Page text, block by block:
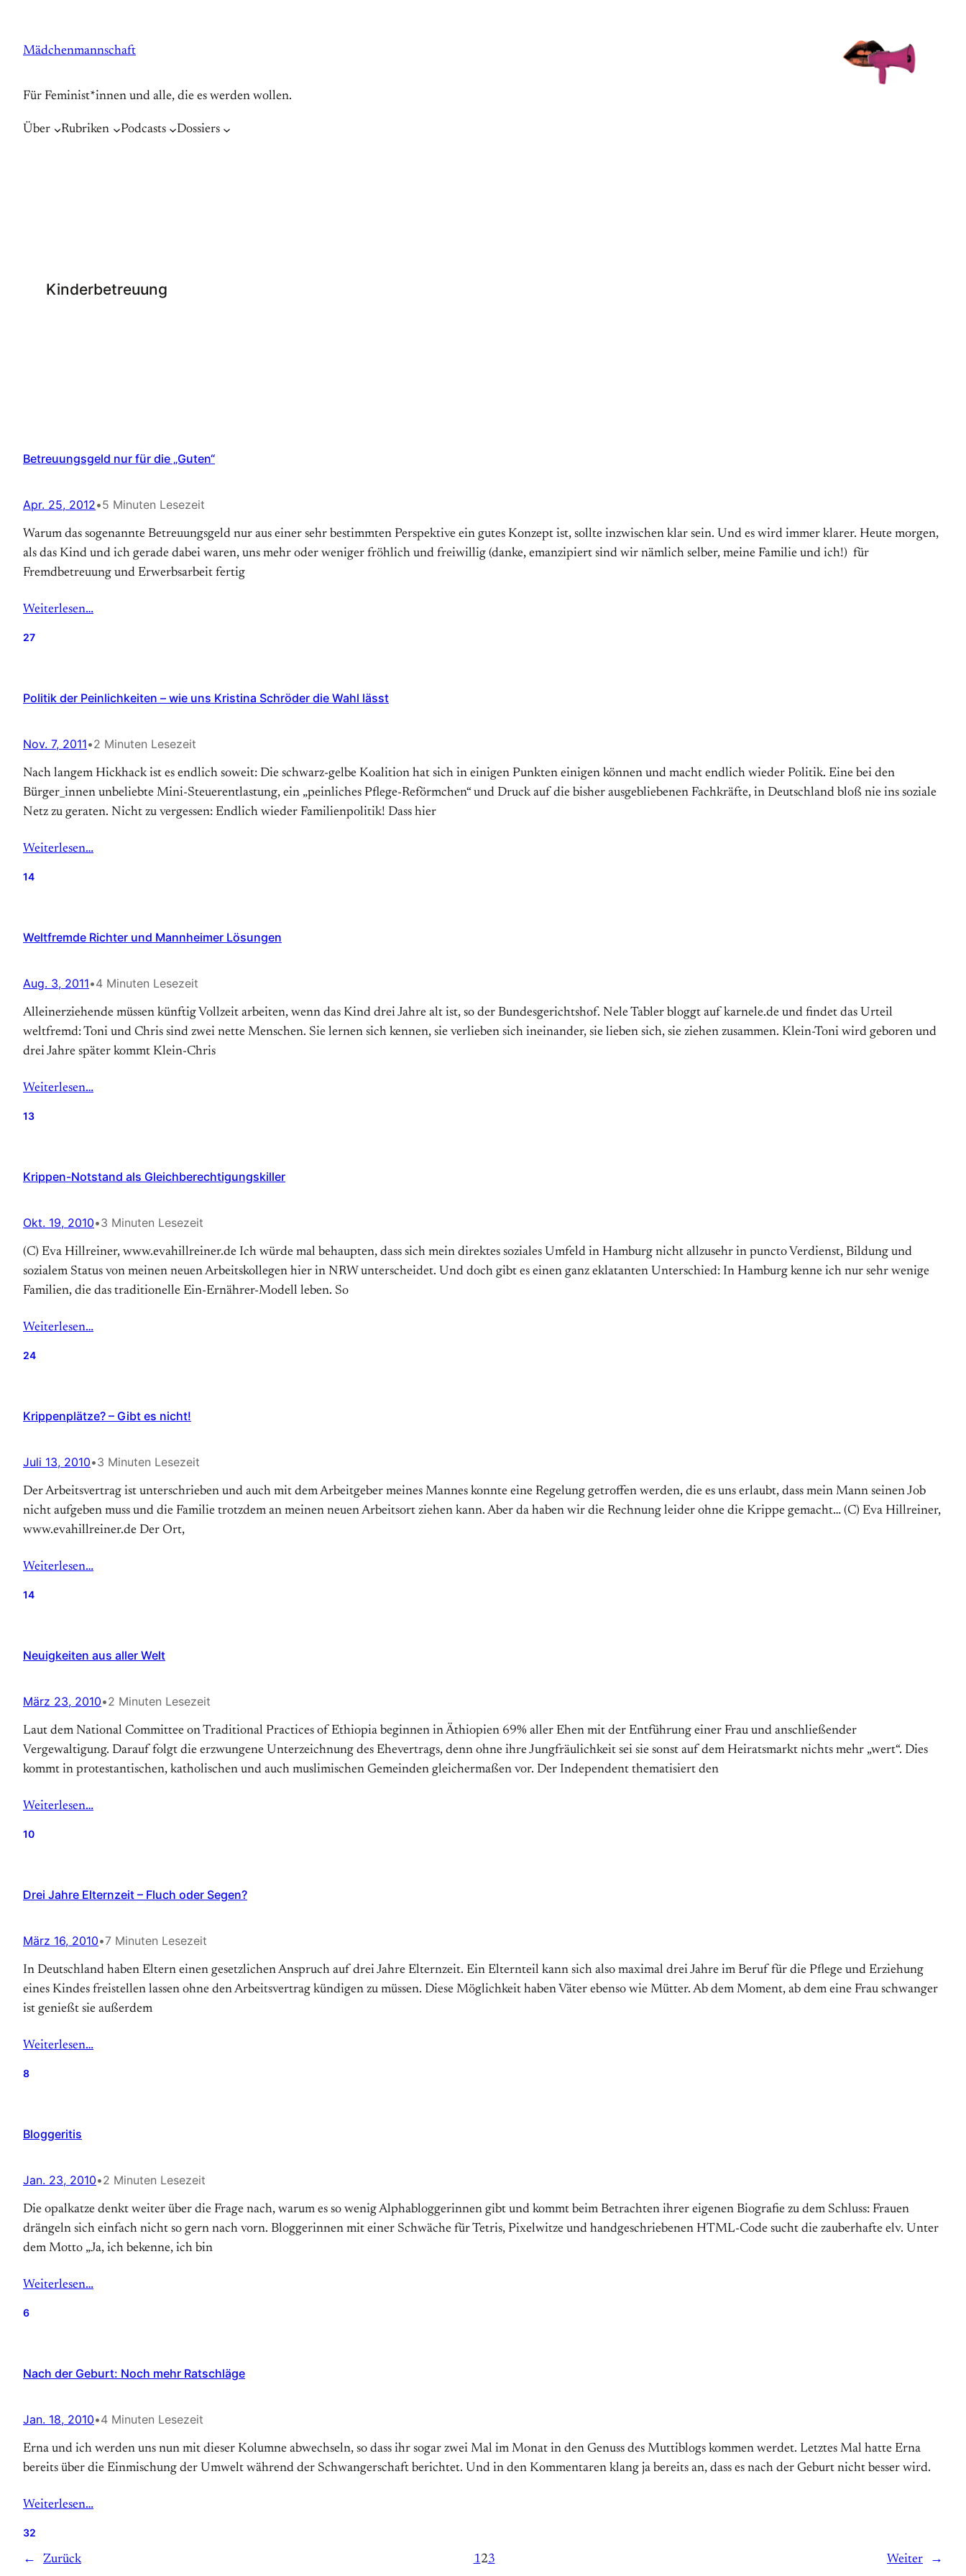
springen
Mädchenmannschaft
Für Feminist*innen und alle, die es werden wollen.
Über Rubriken Podcasts Dossiers
Kinderbetreuung
Betreuungsgeld nur für die „Guten“
Apr. 25, 2012•5 Minuten Lesezeit
Warum das sogenannte Betreuungsgeld nur aus einer sehr bestimmten Perspektive ein gutes Konzept ist, sollte inzwischen klar sein. Und es wird immer klarer. Heute morgen,
als das Kind und ich gerade dabei waren, uns mehr oder weniger fröhlich und freiwillig (danke, emanzipiert sind wir nämlich selber, meine Familie und ich!) für
Fremdbetreuung und Erwerbsarbeit fertig
Weiterlesen…
27
Politik der Peinlichkeiten – wie uns Kristina Schröder die Wahl lässt
Nov. 7, 2011•2 Minuten Lesezeit
Nach langem Hickhack ist es endlich soweit: Die schwarz-gelbe Koalition hat sich in einigen Punkten einigen können und macht endlich wieder Politik. Eine bei den
Bürger_innen unbeliebte Mini-Steuerentlastung, ein „peinliches Pflege-Reförmchen“ und Druck auf die bisher ausgebliebenen Fachkräfte, in Deutschland bloß nie ins soziale
Netz zu geraten. Nicht zu vergessen: Endlich wieder Familienpolitik! Dass hier
Weiterlesen…
14
Weltfremde Richter und Mannheimer Lösungen
Aug. 3, 2011•4 Minuten Lesezeit
Alleinerziehende müssen künftig Vollzeit arbeiten, wenn das Kind drei Jahre alt ist, so der Bundesgerichtshof. Nele Tabler bloggt auf karnele.de und findet das Urteil
weltfremd: Toni und Chris sind zwei nette Menschen. Sie lernen sich kennen, sie verlieben sich ineinander, sie lieben sich, sie ziehen zusammen. Klein-Toni wird geboren und
drei Jahre später kommt Klein-Chris
Weiterlesen…
13
Krippen-Notstand als Gleichberechtigungskiller
Okt. 19, 2010•3 Minuten Lesezeit
(C) Eva Hillreiner, www.evahillreiner.de Ich würde mal behaupten, dass sich mein direktes soziales Umfeld in Hamburg nicht allzusehr in puncto Verdienst, Bildung und
sozialem Status von meinen neuen Arbeitskollegen hier in NRW unterscheidet. Und doch gibt es einen ganz eklatanten Unterschied: In Hamburg kenne ich nur sehr wenige
Familien, die das traditionelle Ein-Ernährer-Modell leben. So
Weiterlesen…
24
Krippenplätze? – Gibt es nicht!
Juli 13, 2010•3 Minuten Lesezeit
Der Arbeitsvertrag ist unterschrieben und auch mit dem Arbeitgeber meines Mannes konnte eine Regelung getroffen werden, die es uns erlaubt, dass mein Mann seinen Job
nicht aufgeben muss und die Familie trotzdem an meinen neuen Arbeitsort ziehen kann. Aber da haben wir die Rechnung leider ohne die Krippe gemacht… (C) Eva Hillreiner,
www.evahillreiner.de Der Ort,
Weiterlesen…
14
Neuigkeiten aus aller Welt
März 23, 2010•2 Minuten Lesezeit
Laut dem National Committee on Traditional Practices of Ethiopia beginnen in Äthiopien 69% aller Ehen mit der Entführung einer Frau und anschließender
Vergewaltigung. Darauf folgt die erzwungene Unterzeichnung des Ehevertrags, denn ohne ihre Jungfräulichkeit sei sie sonst auf dem Heiratsmarkt nichts mehr „wert“. Dies
kommt in protestantischen, katholischen und auch muslimischen Gemeinden gleichermaßen vor. Der Independent thematisiert den
Weiterlesen…
10
Drei Jahre Elternzeit – Fluch oder Segen?
März 16, 2010•7 Minuten Lesezeit
In Deutschland haben Eltern einen gesetzlichen Anspruch auf drei Jahre Elternzeit. Ein Elternteil kann sich also maximal drei Jahre im Beruf für die Pflege und Erziehung
eines Kindes freistellen lassen ohne den Arbeitsvertrag kündigen zu müssen. Diese Möglichkeit haben Väter ebenso wie Mütter. Ab dem Moment, ab dem eine Frau schwanger
ist genießt sie außerdem
Weiterlesen…
8
Bloggeritis
Jan. 23, 2010•2 Minuten Lesezeit
Die opalkatze denkt weiter über die Frage nach, warum es so wenig Alphabloggerinnen gibt und kommt beim Betrachten ihrer eigenen Biografie zu dem Schluss: Frauen
drängeln sich einfach nicht so gern nach vorn. Bloggerinnen mit einer Schwäche für Tetris, Pixelwitze und handgeschriebenen HTML-Code sucht die zauberhafte elv. Unter
dem Motto „Ja, ich bekenne, ich bin
Weiterlesen…
6
Nach der Geburt: Noch mehr Ratschläge
Jan. 18, 2010•4 Minuten Lesezeit
Erna und ich werden uns nun mit dieser Kolumne abwechseln, so dass ihr sogar zwei Mal im Monat in den Genuss des Muttiblogs kommen werdet. Letztes Mal hatte Erna
bereits über die Einmischung der Umwelt während der Schwangerschaft berichtet. Und in den Kommentaren klang ja bereits an, dass es nach der Geburt nicht besser wird.
Weiterlesen…
32
← Zurück 123 Weiter →